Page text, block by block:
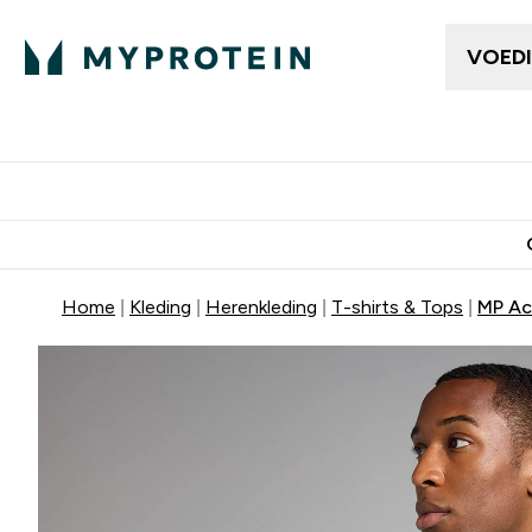
Home Kleding Herenkleding T-shirts & Tops MP